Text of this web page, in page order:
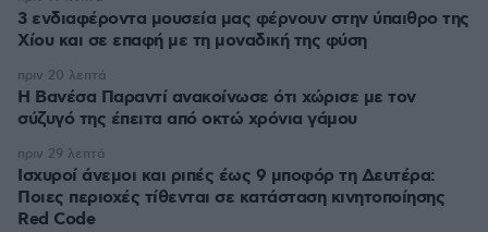
3 ενδιαφέροντα μουσεία μας φέρνουν στην ύπαιθρο της
Χίου και σε επαφή με τη μοναδική της φύση
Η Βανέσα Παραντί ανακοίνωσε ότι χώρισε με τον
σύζυγό της έπειτα από οκτώ χρόνια γάμου
πριν 20 λεπτά
Ισχυροί άνεμοι και ριπές έως 9 μποφόρ τη Δευτέρα:
Ποιες περιοχές τίθενται σε κατάσταση κινητοποίησης
Red Code
πριν 29 λεπτά